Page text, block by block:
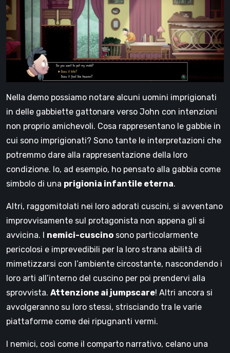
Nella demo possiamo notare alcuni uomini imprigionati
in delle gabbiette gattonare verso John con intenzioni
non proprio amichevoli. Cosa rappresentano le gabbie in
cui sono imprigionati? Sono tante le interpretazioni che
potremmo dare alla rappresentazione della loro
condizione. Io, ad esempio, ho pensato alla gabbia come
simbolo di una prigionia infantile eterna.
Altri, raggomitolati nei loro adorati cuscini, si avventano
improvvisamente sul protagonista non appena gli si
avvicina. I nemici-cuscino sono particolarmente
pericolosi e imprevedibili per la loro strana abilità di
mimetizzarsi con l’ambiente circostante, nascondendo i
loro arti all’interno del cuscino per poi prendervi alla
sprovvista. Attenzione ai jumpscare! Altri ancora si
avvolgeranno su loro stessi, strisciando tra le varie
piattaforme come dei ripugnanti vermi.
I nemici, così come il comparto narrativo, celano una